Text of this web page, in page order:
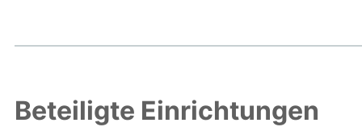
Beteiligte Einrichtungen